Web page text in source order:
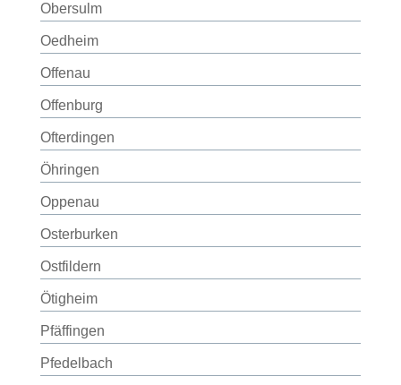
Obersulm
Oedheim
Offenau
Offenburg
Ofterdingen
Öhringen
Oppenau
Osterburken
Ostfildern
Ötigheim
Pfäffingen
Pfedelbach